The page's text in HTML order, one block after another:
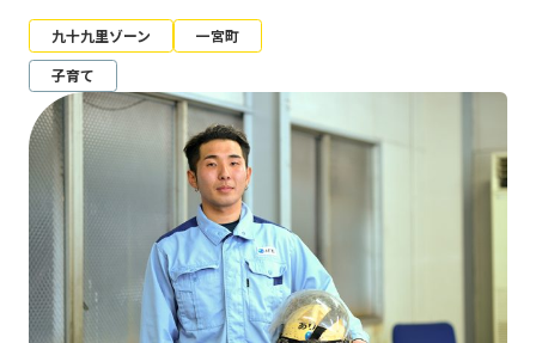
九十九里ゾーン
一宮町
子育て